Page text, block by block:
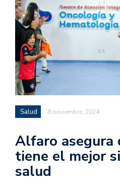
Salud 8 noviembre, 2024
Alfaro asegura
tiene el mejor
salud